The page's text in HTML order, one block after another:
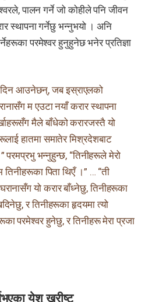
पालन गर्ने जो कोहीले पनि जीवन
स्थापना गर्नेछु भन्नुभयो । अनि
परमेश्वर हुनुहुनेछ भनेर प्रतिज्ञा
दिन आउनेछन्, जब इस्राएलको
म एउटा नयाँ करार स्थापना
मैले बाँधेको करारजस्तै यो
हातमा समातेर मिश्रदेशबाट
परमप्रभु भन्नुहुन्छ, “तिनीहरूले मेरो
तिनीहरूका पिता थिएँ ।” … “ती
यो करार बाँध्नेछु, तिनीहरूका
र तिनीहरूका हृदयमा त्यो
परमेश्वर हुनेछु, र तिनीहरू मेरा प्रजा
येशू ख्रीष्ट